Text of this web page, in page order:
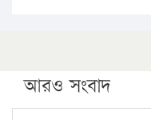
পিএইচডি করছেন কুয়েটের
সারা দেশে বজ্রাঘাতে
আরও সংবাদ